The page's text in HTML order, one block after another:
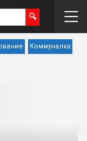
Коммуналка